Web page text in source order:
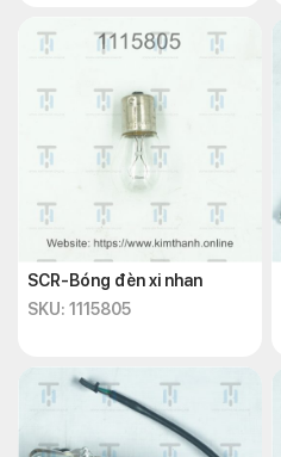
SCR-Bóng đèn xi nhan
SKU: 1115805